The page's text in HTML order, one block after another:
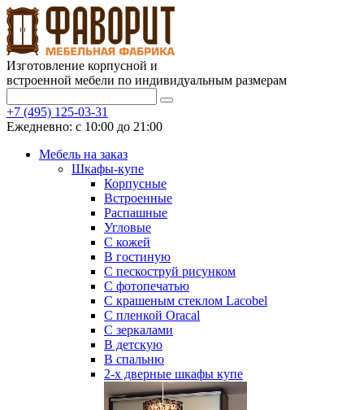
Изготовление корпусной и
встроенной мебели по индивидуальным размерам
+7 (495) 125-03-31
Ежедневно: с 10:00 до 21:00
Мебель на заказ
Шкафы-купе
Корпусные
Встроенные
Распашные
Угловые
С кожей
В гостиную
С пескоструй рисунком
С фотопечатью
С крашеным стеклом Lacobel
С пленкой Oracal
С зеркалами
В детскую
В спальню
2-х дверные шкафы купе